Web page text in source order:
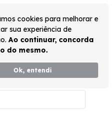
cookies para melhorar e
sua experiência de
Ao continuar, concorda
do mesmo.
Ok, entendi